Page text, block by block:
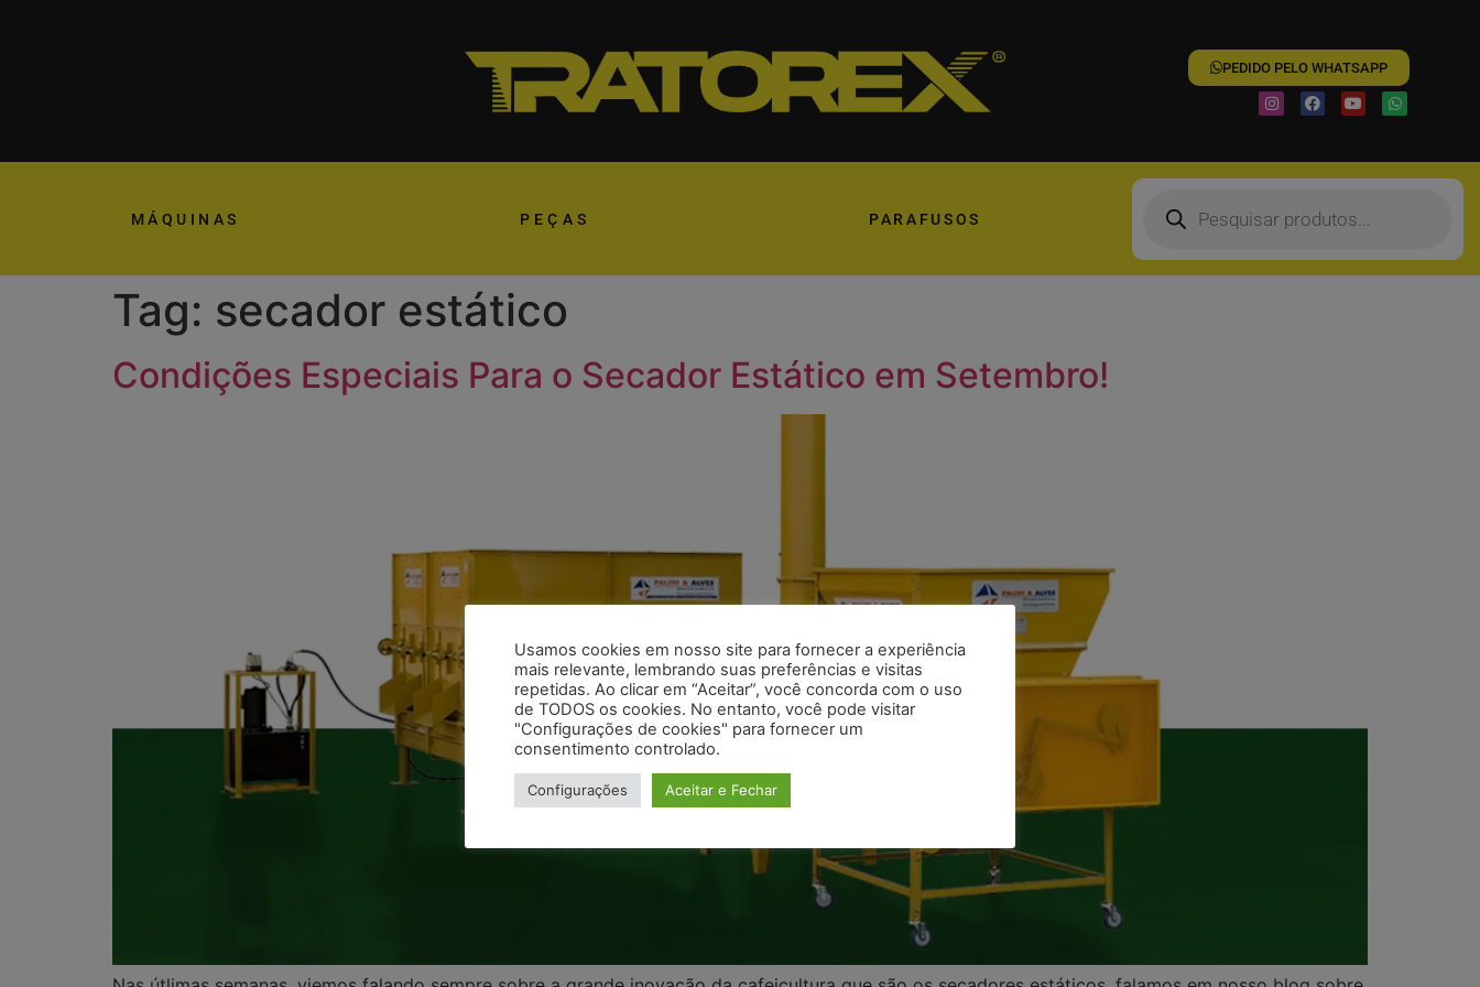
PEDIDO PELO WHATSAPP
MÁQUINAS PEÇAS PARAFUSOS
Tag: secador estático
Condições Especiais Para o Secador Estático em Setembro!
Usamos cookies em nosso site para fornecer a experiência
mais relevante, lembrando suas preferências e visitas
repetidas. Ao clicar em “Aceitar”, você concorda com o uso
de TODOS os cookies. No entanto, você pode visitar
"Configurações de cookies" para fornecer um
consentimento controlado.
Configurações Aceitar e Fechar